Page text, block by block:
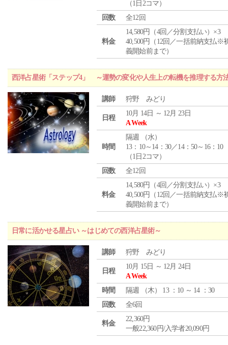
（1日2コマ）
回数
全12回
料金
14,580円（4回／分割支払い）×3
40,500円（12回／一括前納支払※
義開始前まで）
西洋占星術「ステップ4」 ～運勢の変化や人生上の転機を推理する方
講師 狩野 みどり
日程
10月 14日 ～ 12月 23日
A Week
時間
隔週 （水）
13：10～14：30／14：50～16：10
（1日2コマ）
回数
全12回
料金
14,580円（4回／分割支払い）×3
40,500円（12回／一括前納支払※
義開始前まで）
日常に活かせる星占い ～はじめての西洋占星術～
講師 狩野 みどり
日程
10月 15日 ～ 12月 24日
A Week
時間
隔週 （木） 13 ：10 ～ 14 ：30
回数
全6回
料金
22,360円
一般22,360円/入学者20,090円